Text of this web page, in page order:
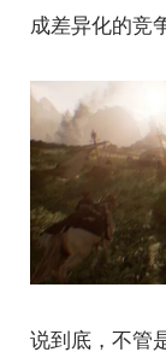
成差异化的竞
说到底，不管